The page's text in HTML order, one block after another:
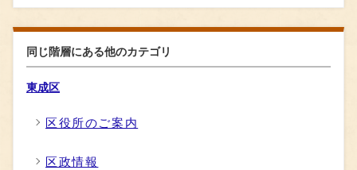
同じ階層にある他のカテゴリ
東成区
区役所のご案内
区政情報